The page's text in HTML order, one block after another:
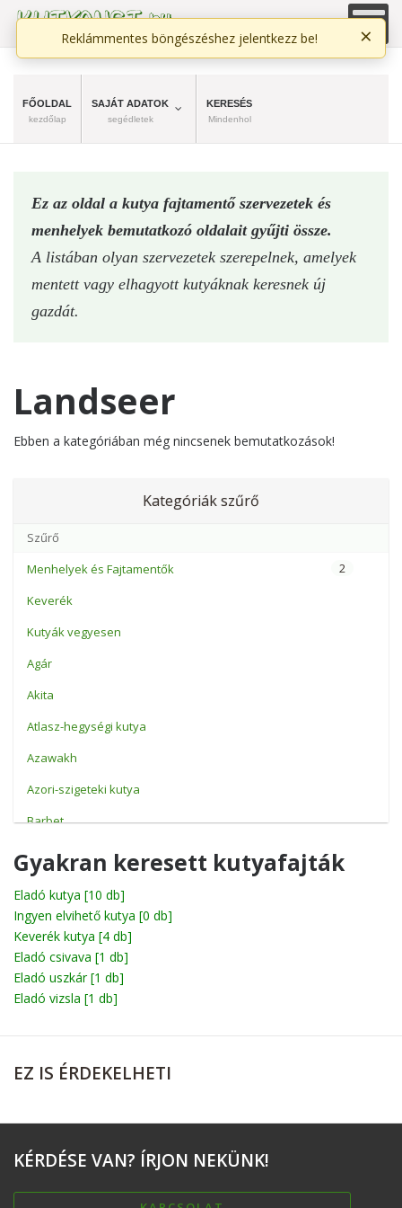
FŐOLDAL
kezdőlap
SAJÁT ADATOK
segédletek
KERESÉS
Mindenhol
Ez az oldal a kutya fajtamentő szervezetek és
menhelyek bemutatkozó oldalait gyűjti össze.
A listában olyan szervezetek szerepelnek, amelyek
mentett vagy elhagyott kutyáknak keresnek új
gazdát.
Landseer
Ebben a kategóriában még nincsenek bemutatkozások!
Kategóriák szűrő
Menhelyek és Fajtamentők 2
Keverék
Kutyák vegyesen
Agár
Akita
Atlasz-hegységi kutya
Azawakh
Azori-szigeteki kutya
Barbet
Basenji
Beagle
Bichon
Billy
Bolognese
Boxer
Cane corso
Catahoula leopárdkutya
Gyakran keresett kutyafajták
Eladó kutya [10 db]
Ingyen elvihető kutya [0 db]
Keverék kutya [4 db]
Eladó csivava [1 db]
Eladó uszkár[1 db]
Eladó vizsla [1 db]
EZ IS ÉRDEKELHETI
KÉRDÉSE VAN? ÍRJON NEKÜNK!
Reklámmentes böngészéshez jelentkezz be! ×